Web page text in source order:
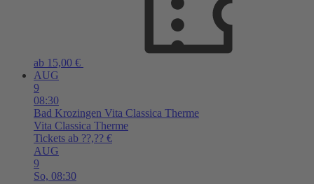
ab 15,00 €
AUG
9
08:30
Bad Krozingen Vita Classica Therme
Vita Classica Therme
Tickets ab ??,?? €
AUG
9
So, 08:30